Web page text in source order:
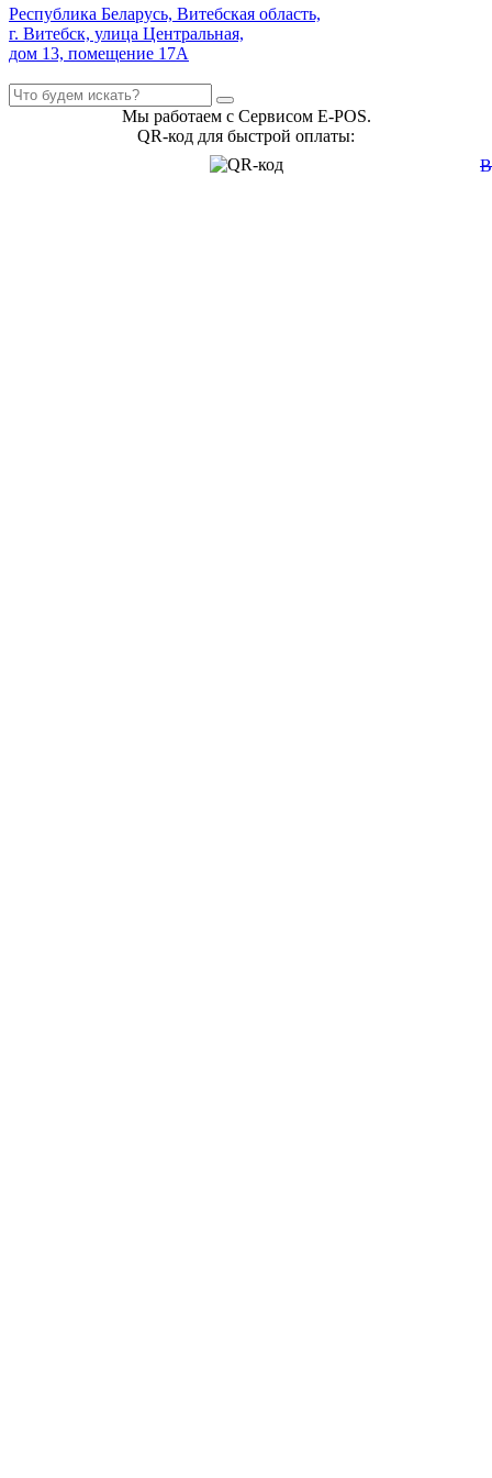
Республика Беларусь, Витебская область,
г. Витебск, улица Центральная,
дом 13, помещение 17А
Мы работаем с Сервисом E-POS.
QR-код для быстрой оплаты: